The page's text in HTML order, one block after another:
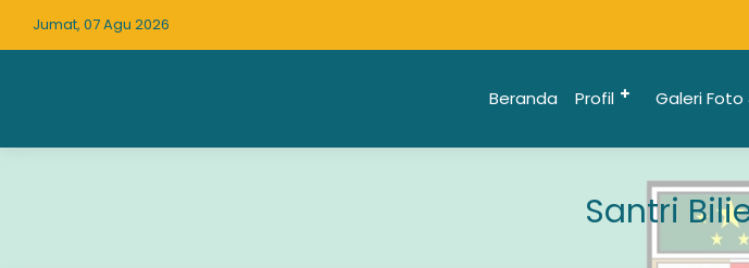
Jumat, 07 Agu 2026
Beranda Profil Galeri Foto
Santri